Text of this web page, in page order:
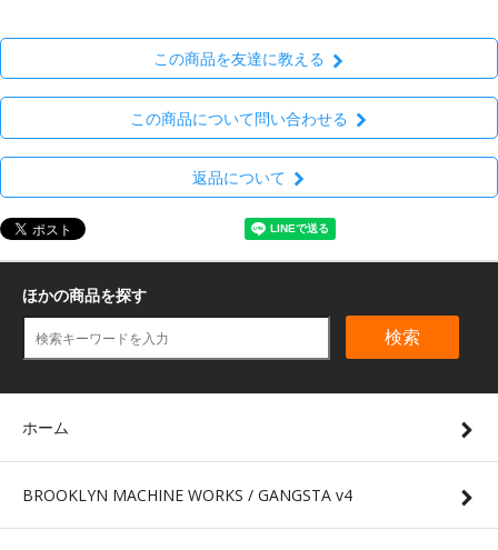
この商品を友達に教える
この商品について問い合わせる
返品について
ほかの商品を探す
検索
ホーム
BROOKLYN MACHINE WORKS / GANGSTA v4